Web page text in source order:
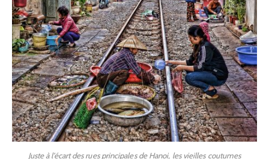
Juste à l’écart des rues principales de Hanoi, les vieilles coutumes